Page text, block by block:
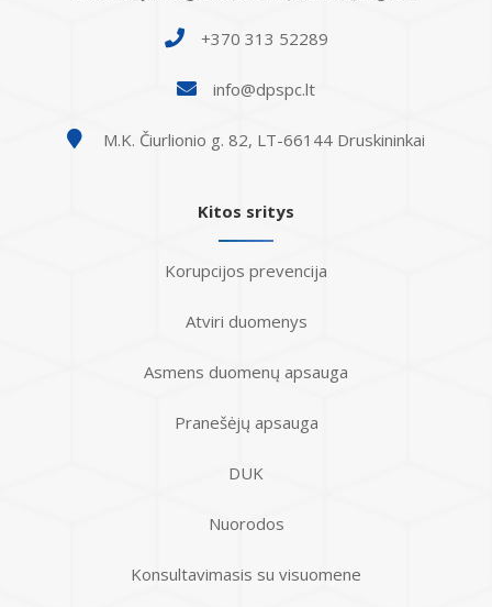
+370 313 52289
info@dpspc.lt
M.K. Čiurlionio g. 82, LT-66144 Druskininkai
Kitos sritys
Korupcijos prevencija
Atviri duomenys
Asmens duomenų apsauga
Pranešėjų apsauga
DUK
Nuorodos
Konsultavimasis su visuomene